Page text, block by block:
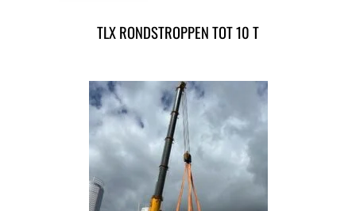
TLX RONDSTROPPEN TOT 10 T